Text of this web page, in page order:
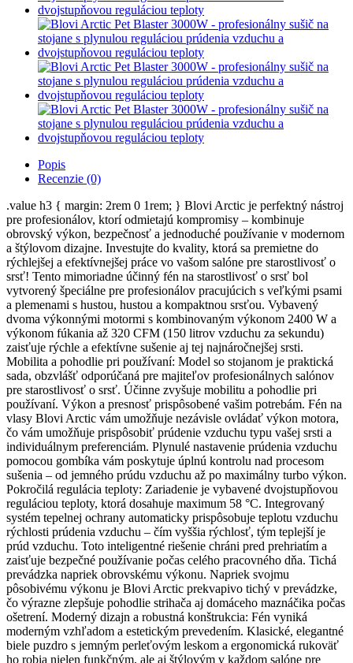
Popis
Recenzie (0)
.value h3 { margin: 2rem 0 1rem; } Blovi Arctic je perfektný nástroj
pre profesionálov, ktorí odmietajú kompromisy – kombinuje
obrovský výkon, bezpečnosť a jednoduché používanie v modernom
a štýlovom dizajne. Investujte do kvality, ktorá sa premietne do
rýchlejšej a efektívnejšej práce vo vašom salóne pre starostlivosť o
srsť! Tento mimoriadne účinný fén na starostlivosť o srsť bol
vytvorený špeciálne pre profesionálov pracujúcich s veľkými psami
a plemenami s hustou, hustou a kompaktnou srsťou. Vybavený
dvoma výkonnými motormi s kombinovaným výkonom 2400 W a
výkonom fúkania až 320 CFM (150 litrov vzduchu za sekundu)
zaisťuje rýchle a efektívne sušenie aj tej najnáročnejšej srsti.
Mobilita a pohodlie pri používaní: Model so stojanom je praktická
sada, obzvlášť odporúčaná pre majiteľov profesionálnych salónov
pre starostlivosť o srsť. Účinne zvyšuje mobilitu a pohodlie pri
používaní. Výkon a presnosť prispôsobené vašim potrebám. Fén na
vlasy Blovi Arctic vám umožňuje nezávisle ovládať výkon motora,
čo vám umožňuje prispôsobiť prúdenie vzduchu typu vašej srsti a
individuálnym preferenciám. Plynulé nastavenie prúdenia vzduchu
pomocou gombíka vám poskytuje úplnú kontrolu nad procesom
sušenia – od jemného prúdu vzduchu až po maximálny turbo výkon.
Pokročilá regulácia teploty: Zariadenie je vybavené dvojstupňovou
reguláciou teploty, ktorá dosahuje maximum 58 °C. Integrovaný
systém tepelnej ochrany automaticky prispôsobuje teplotu vzduchu
rýchlosti prúdenia vzduchu – čím vyššia rýchlosť, tým teplejší je
prúd vzduchu. Toto inteligentné riešenie chráni pred prehriatím a
zaisťuje bezpečné používanie počas celého pracovného dňa. Tichá
prevádzka napriek obrovskému výkonu. Napriek svojmu
pôsobivému výkonu je Blovi Arctic prekvapivo tichý v prevádzke,
čo výrazne zlepšuje pohodlie strihača aj domáceho maznáčika počas
ošetrení. Moderný dizajn a robustná konštrukcia: Fén vyniká
moderným vzhľadom a estetickým prevedením. Klasické, elegantné
biele puzdro s jemným perleťovým leskom a ergonomická rukoväť
ho robia nielen funkčným, ale aj štýlovým v každom salóne pre